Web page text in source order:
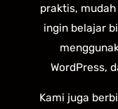
praktis,
ingin belajar
WordPress,
Kami juga